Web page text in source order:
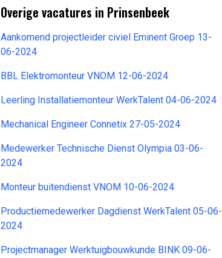
Overige vacatures in Prinsenbeek
Aankomend projectleider civiel Eminent Groep 13-
06-2024
BBL Elektromonteur VNOM 12-06-2024
Leerling Installatiemonteur WerkTalent 04-06-2024
Mechanical Engineer Connetix 27-05-2024
Medewerker Technische Dienst Olympia 03-06-
2024
Monteur buitendienst VNOM 10-06-2024
Productiemedewerker Dagdienst WerkTalent 05-06-
2024
Projectmanager Werktuigbouwkunde BINK 09-06-